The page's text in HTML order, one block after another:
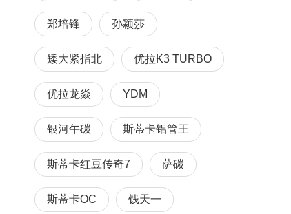
郑培锋 孙颖莎
矮大紧指北 优拉K3 TURBO
优拉龙焱 YDM
银河午碳 斯蒂卡铝管王
斯蒂卡红豆传奇7 萨碳
斯蒂卡OC 钱天一